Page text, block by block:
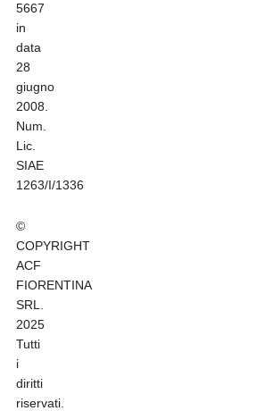
5667
in
data
28
giugno
2008.
Num.
Lic.
SIAE
1263/I/1336
©
COPYRIGHT
ACF
FIORENTINA
SRL.
2025
Tutti
i
diritti
riservati.